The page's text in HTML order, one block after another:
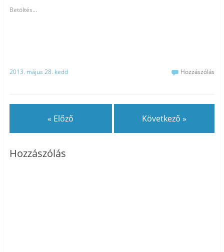
Betöltés...
2013. május 28. kedd Hozzászólás
« Előző Következő »
Hozzászólás